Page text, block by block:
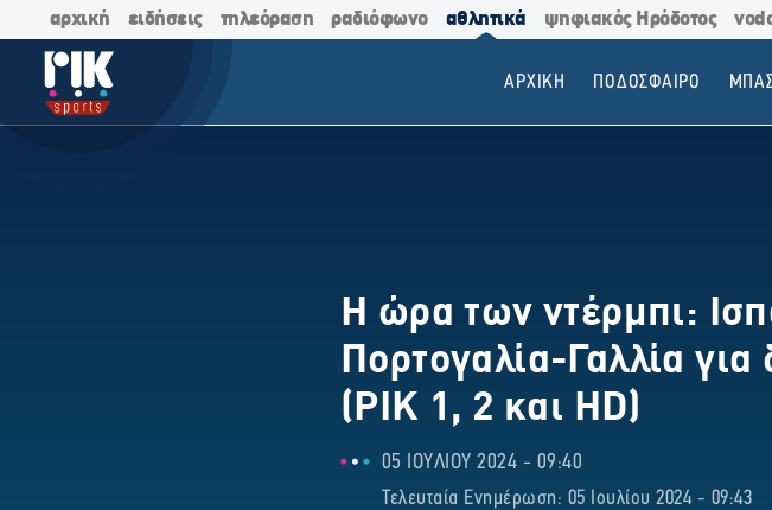
αρχική ειδήσεις τηλεόραση ραδιόφωνο αθλητικά ψηφιακός Ηρόδοτος
ΑΡΧΙΚΗ ΠΟΔΟΣΦΑΙΡΟ
Η ώρα των ντέρμπι:
Πορτογαλία-Γαλλία
(ΡΙΚ 1, 2 και HD)
05 ΙΟΥΛΙΟΥ 2024 - 09:40
Τελευταία Ενημέρωση: 05 Ιουλίου 2024 - 09:43